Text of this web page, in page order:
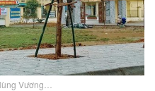
Vương…